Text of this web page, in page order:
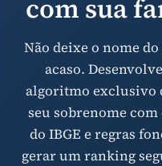
com sua
Não deixe o nome
acaso.
algoritmo exclusivo
seu sobrenome
do IBGE e regras
gerar um ranking